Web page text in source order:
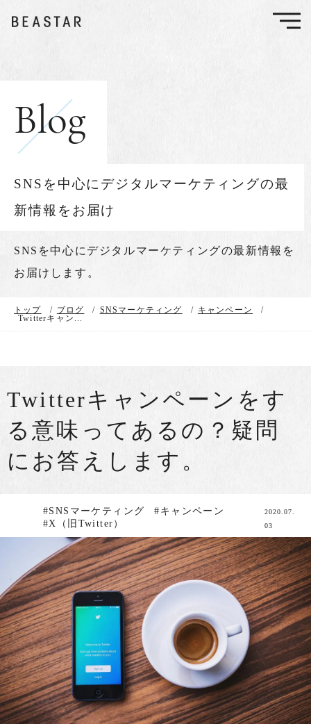
Blog
SNSを中心にデジタルマーケティングの最
新情報をお届け
SNSを中心に デジタルマーケティングの最新情報を
お届けします。
トップ / ブログ / SNSマーケティング / キャンペーン
/
Twitterキャン...
Twitterキャンペーンをす
る意味ってあるの？疑問
にお答えします。
#SNSマーケティング
#キャンペーン
#X（旧Twitter）
2020.07.
03